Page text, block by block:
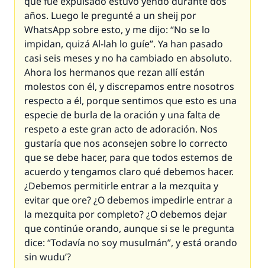
años. Luego le pregunté a un sheij por
WhatsApp sobre esto, y me dijo: “No se lo
impidan, quizá Al-lah lo guíe”. Ya han pasado
casi seis meses y no ha cambiado en absoluto.
Ahora los hermanos que rezan allí están
molestos con él, y discrepamos entre nosotros
respecto a él, porque sentimos que esto es una
especie de burla de la oración y una falta de
respeto a este gran acto de adoración. Nos
gustaría que nos aconsejen sobre lo correcto
que se debe hacer, para que todos estemos de
acuerdo y tengamos claro qué debemos hacer.
¿Debemos permitirle entrar a la mezquita y
evitar que ore? ¿O debemos impedirle entrar a
la mezquita por completo? ¿O debemos dejar
que continúe orando, aunque si se le pregunta
dice: “Todavía no soy musulmán”, y está orando
sin wudu’?